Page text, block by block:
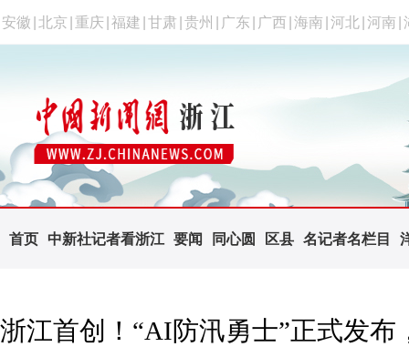
安徽 北京 重庆 福建 甘肃 贵州 广东 广西 海南 河北 河南
首页 中新社记者看浙江 要闻 同心圆 区县 名记者名栏目
浙江首创！“AI防汛勇士”正式发布